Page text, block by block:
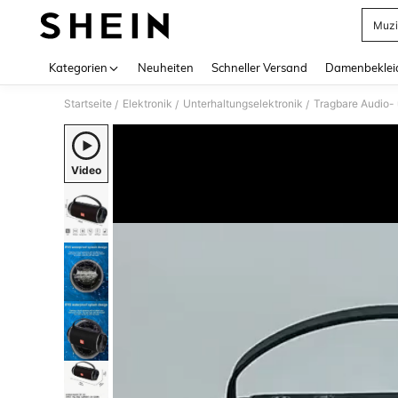
Kategorien Neuheiten Schneller Versand
Startseite / Elektronik / Unterhaltungselektronik / Tragbare Audio-
Video